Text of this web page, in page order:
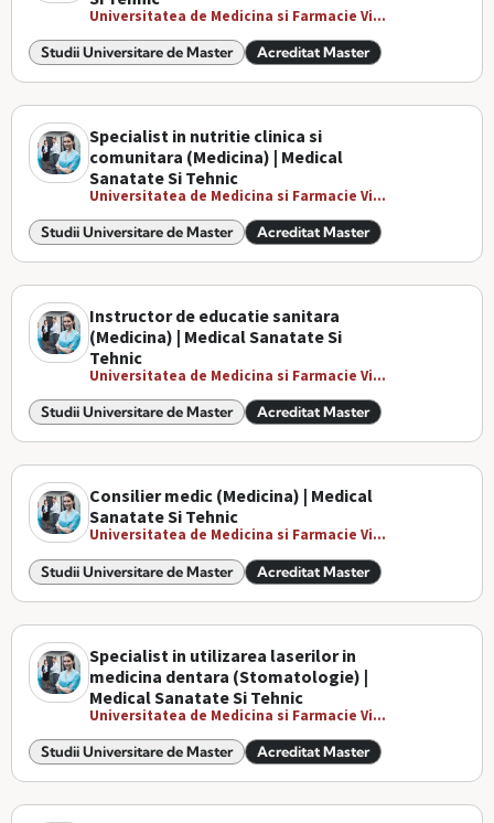
Universitatea de Medicina si Farmacie Vi...
Studii Universitare de Master Acreditat Master
Specialist in nutritie clinica si
comunitara (Medicina) | Medical
Sanatate Si Tehnic
Universitatea de Medicina si Farmacie Vi...
Studii Universitare de Master Acreditat Master
Instructor de educatie sanitara
(Medicina) | Medical Sanatate Si
Tehnic
Universitatea de Medicina si Farmacie Vi...
Studii Universitare de Master Acreditat Master
Consilier medic (Medicina) | Medical
Sanatate Si Tehnic
Universitatea de Medicina si Farmacie Vi...
Studii Universitare de Master Acreditat Master
Specialist in utilizarea laserilor in
medicina dentara (Stomatologie) |
Medical Sanatate Si Tehnic
Universitatea de Medicina si Farmacie Vi...
Studii Universitare de Master Acreditat Master